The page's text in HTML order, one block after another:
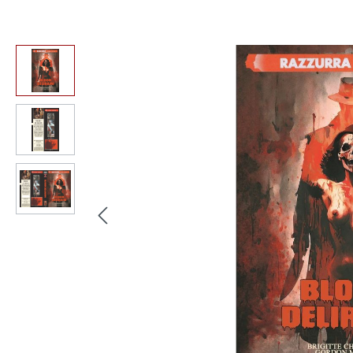
Bildergalerie überspringen